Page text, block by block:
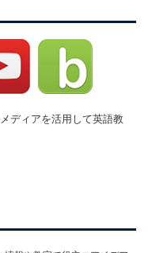
ディアを活用して英語教